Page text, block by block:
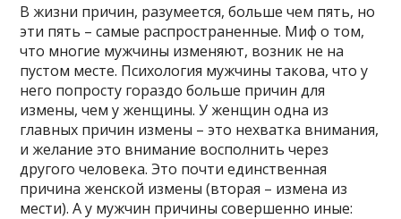
В жизни причин, разумеется, больше чем пять, но
эти пять – самые распространенные. Миф о том,
что многие мужчины изменяют, возник не на
пустом месте. Психология мужчины такова, что у
него попросту гораздо больше причин для
измены, чем у женщины. У женщин одна из
главных причин измены – это нехватка внимания,
и желание это внимание восполнить через
другого человека. Это почти единственная
причина женской измены (вторая – измена из
мести). А у мужчин причины совершенно иные: